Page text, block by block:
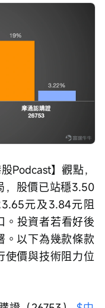
Podcast】觀點，
，股價已站穩3.50
元及3.84元阻
。投資者若看好後
。以下為幾款條款
使價與技術阻力位